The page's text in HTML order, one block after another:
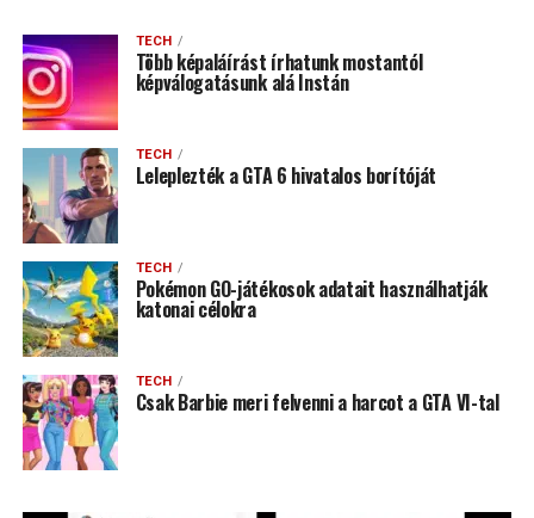
TECH
Több képaláírást írhatunk mostantól
képválogatásunk alá Instán
TECH
Leleplezték a GTA 6 hivatalos borítóját
TECH
Pokémon GO-játékosok adatait használhatják
katonai célokra
TECH
Csak Barbie meri felvenni a harcot a GTA VI-tal